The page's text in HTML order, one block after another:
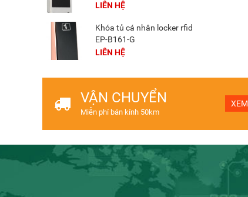
LIÊN HỆ
Khóa tủ cá nhân locker rfid
EP-B161-G
LIÊN HỆ
VẬN CHUYỂN
Miễn phí bán kính 50km
XEM